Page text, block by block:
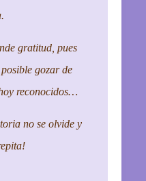
gratitud, pues
gozar de
reconocidos…
no se olvide y